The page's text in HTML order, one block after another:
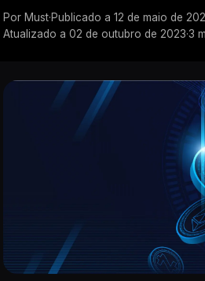
Por Must·Publicado a 12 de maio de
Atualizado a 02 de outubro de 2023·3